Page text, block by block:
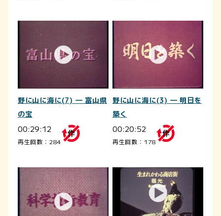
野に山に海に(7) ― 富山県
の宝
00:29:12
再生回数：284
野に山に海に(3) ― 明日を
築く
00:20:52
再生回数：178